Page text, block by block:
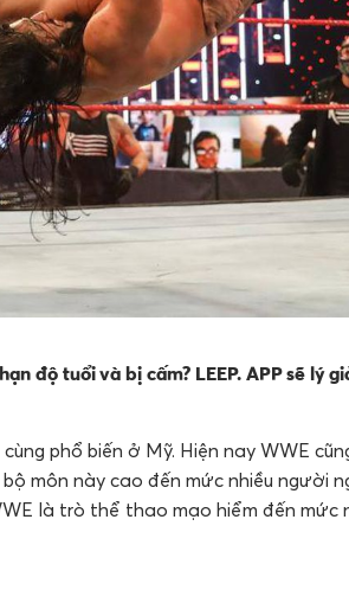
độ tuổi và bị cấm? LEEP. APP sẽ lý
phổ biến ở Mỹ. Hiện nay WWE
môn này cao đến mức nhiều người
là trò thể thao mạo hiểm đến mức